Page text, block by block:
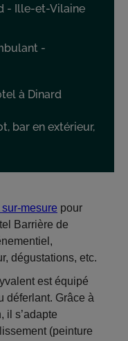
- Ille-et-Vilaine
-
à Dinard
bar en extérieur,
mesure pour
Barrière de
dégustations, etc.
est équipé
déferlant. Grâce à
il s’adapte
(peinture